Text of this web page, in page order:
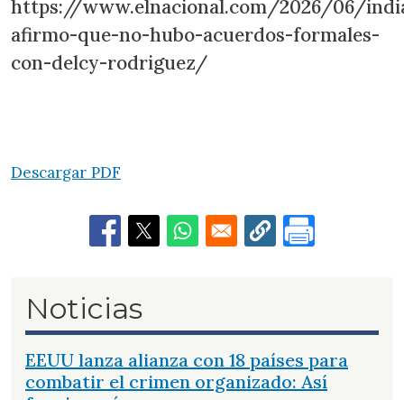
https://www.elnacional.com/2026/06/
afirmo-que-no-hubo-acuerdos-formales-
con-delcy-rodriguez/
Descargar PDF
Noticias
EEUU lanza alianza con 18 países para
combatir el crimen organizado: Así